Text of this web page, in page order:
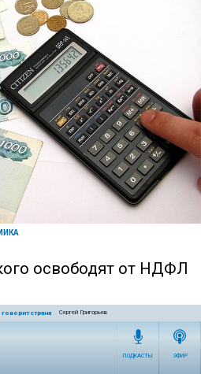
страна Сергей Григорьев
ПОДКАСТЫ ЭФИР
освободят от НДФЛ